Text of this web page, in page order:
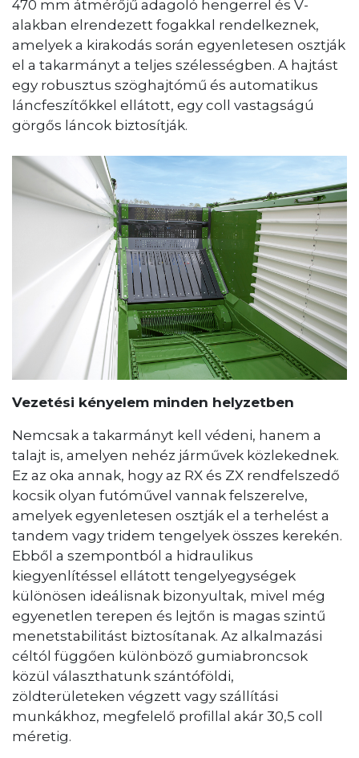
470 mm átmérőjű adagoló hengerrel és V-
alakban elrendezett fogakkal rendelkeznek,
amelyek a kirakodás során egyenletesen osztják
el a takarmányt a teljes szélességben. A hajtást
egy robusztus szöghajtómű és automatikus
láncfeszítőkkel ellátott, egy coll vastagságú
görgős láncok biztosítják.
Vezetési kényelem minden helyzetben
Nemcsak a takarmányt kell védeni, hanem a
talajt is, amelyen nehéz járművek közlekednek.
Ez az oka annak, hogy az RX és ZX rendfelszedő
kocsik olyan futóművel vannak felszerelve,
amelyek egyenletesen osztják el a terhelést a
tandem vagy tridem tengelyek összes kerekén.
Ebből a szempontból a hidraulikus
kiegyenlítéssel ellátott tengelyegységek
különösen ideálisnak bizonyultak, mivel még
egyenetlen terepen és lejtőn is magas szintű
menetstabilitást biztosítanak. Az alkalmazási
céltól függően különböző gumiabroncsok
közül választhatunk szántóföldi,
zöldterületeken végzett vagy szállítási
munkákhoz, megfelelő profillal akár 30,5 coll
méretig.